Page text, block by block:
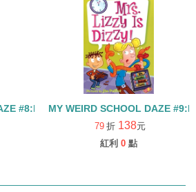
#8:MISS LANEY IS ZANY!
MY WEIRD SCHOOL DAZE
79 折 138元
紅利 0 點